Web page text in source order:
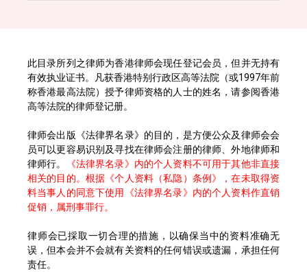
此目录所列之律师为香港律师会现任登记会员，但并无持有
有效执业证书。凡获香港特别行政区高等法院（或1997年前
称香港最高法院）授予律师资格的人士的姓名，请参阅香港
高等法院的律师登记册。
律师会出版《法律界名录》的目的，是方便公众及律师会会
员可以更容易识别及寻找在律师会注册的律师、外地律师和
律师行。
《法律界名录》内的个人资料不可用于其他非直接
相关的目的。根据《个人资料（私隐）条例》，在未取得资
料当事人的同意下使用《法律界名录》内的个人资料作直销
促销，属刑事罪行。
律师会已採取一切合理的措施，以确保当中的资料准确无
误，但本会并不会就有关资料的任何错误或遗漏，承担任何
责任。